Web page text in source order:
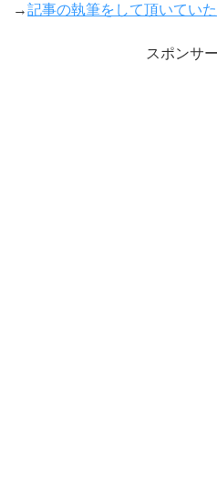
→記事の執筆をして頂いてい
スポンサ